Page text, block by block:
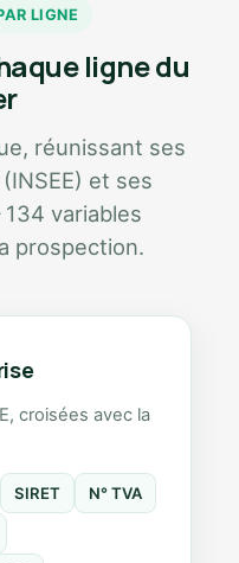
LIGNE
ligne du
réunissant ses
et ses
variables
prospection.
croisées avec la
SIRET N° TVA